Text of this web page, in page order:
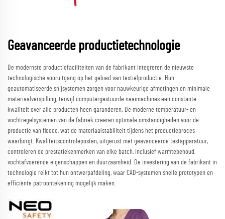
Geavanceerde productietechnologie
De modernste productiefaciliteiten van de fabrikant integreren de nieuwste
technologische vooruitgang op het gebied van textielproductie. Hun
geautomatiseerde snijsystemen zorgen voor nauwkeurige afmetingen en minimale
materiaalverspilling, terwijl computergestuurde naaimachines een constante
kwaliteit over alle producten heen garanderen. De moderne temperatuur- en
vochtregelsystemen van de fabriek creëren optimale omstandigheden voor de
productie van fleece, wat de materiaalstabiliteit tijdens het productieproces
waarborgt. Kwaliteitscontroleposten, uitgerust met geavanceerde testapparatuur,
controleren de prestatiekenmerken van elke batch, inclusief warmtebehoud,
vochtafvoerende eigenschappen en duurzaamheid. De investering van de fabrikant in
technologie reikt tot hun ontwerpafdeling, waar CAD-systemen snelle prototypen en
efficiënte patroontekening mogelijk maken.